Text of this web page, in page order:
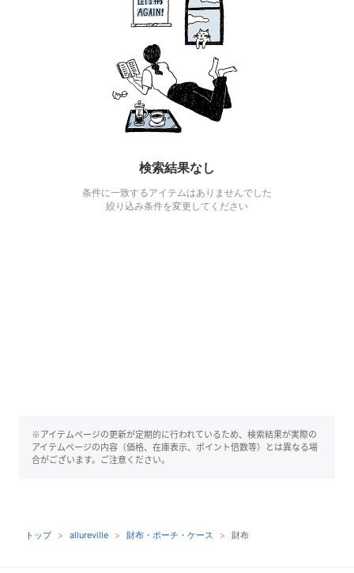
検索結果なし
条件に一致するアイテムはありませんでした
絞り込み条件を変更してください
※アイテムページの更新が定期的に行われているため、検索結果が実際の
アイテムページの内容（価格、在庫表示、ポイント倍数等）とは異なる場
合がございます。ご注意ください。
トップ allureville 財布・ポーチ・ケース 財布